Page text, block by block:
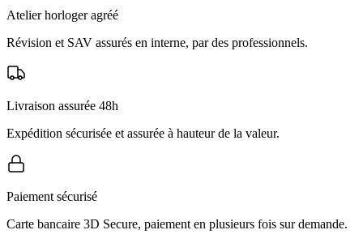
Atelier horloger agréé
Révision et SAV assurés en interne, par des professionnels.
Livraison assurée 48h
Expédition sécurisée et assurée à hauteur de la valeur.
Paiement sécurisé
Carte bancaire 3D Secure, paiement en plusieurs fois sur demande.